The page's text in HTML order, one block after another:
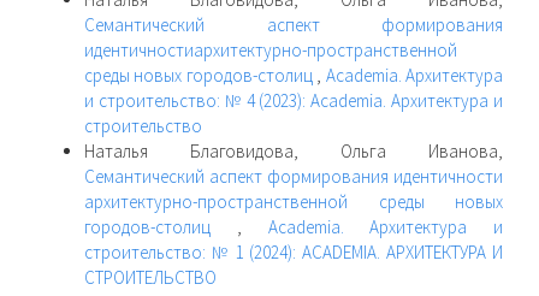
Семантический аспект формирования
идентичностиархитектурно-пространственной
среды новых городов-столиц , Academia. Архитектура
и строительство: № 4 (2023): Academia. Архитектура и
строительство
Наталья Благовидова, Ольга Иванова,
Семантический аспект формирования идентичности
архитектурно-пространственной среды новых
городов-столиц , Academia. Архитектура и
строительство: № 1 (2024): ACADEMIA. АРХИТЕКТУРА И
СТРОИТЕЛЬСТВО